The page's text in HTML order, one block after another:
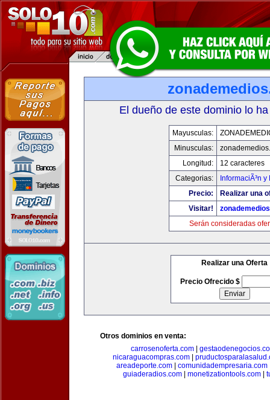
El dueño de este dominio lo
Mayusculas:
Minusculas:
Longitud:
12 caracteres
Categorias:
InformaciÃ³n
Precio:
Realizar una
Visitar!
Serán consideradas
Realizar una Oferta
Precio Ofrecido $
Otros dominios en venta:
carrosenoferta.com
nicaraguacompras.com
areadeporte.com| comunidadempresaria.com
guiaderadios.com| monetizationtools.com|